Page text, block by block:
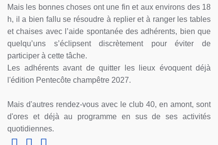
Mais les bonnes choses ont une fin et aux environs des 18
h, il a bien fallu se résoudre à replier et à ranger les tables
et chaises avec l’aide spontanée des adhérents, bien que
quelqu’uns s’éclipsent discrètement pour éviter de
participer à cette tâche.
Les adhérents avant de quitter les lieux évoquent déjà
l'édition Pentecôte champêtre 2027.
Mais d'autres rendez-vous avec le club 40, en amont, sont
d'ores et déjà au programme en sus de ses activités
quotidiennes.